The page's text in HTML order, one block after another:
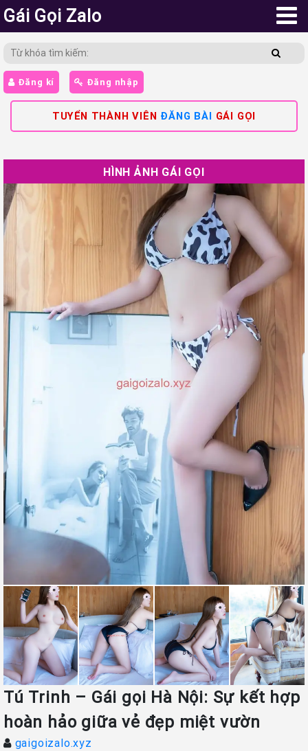
Gái Gọi Zalo
Đăng kí Đăng nhập
TUYỂN THÀNH VIÊN ĐĂNG BÀI GÁI GỌI
HÌNH ẢNH GÁI GỌI
Tú Trinh – Gái gọi Hà Nội: Sự kết hợp
hoàn hảo giữa vẻ đẹp miệt vườn
gaigoizalo.xyz